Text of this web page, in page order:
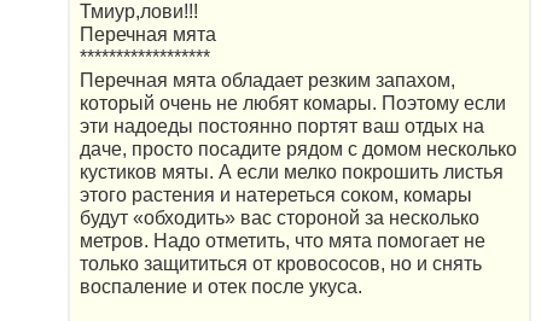
Тмиур,лови!!!
Перечная мята
******************
Перечная мята обладает резким запахом,
который очень не любят комары. Поэтому если
эти надоеды постоянно портят ваш отдых на
даче, просто посадите рядом с домом несколько
кустиков мяты. А если мелко покрошить листья
этого растения и натереться соком, комары
будут «обходить» вас стороной за несколько
метров. Надо отметить, что мята помогает не
только защититься от кровососов, но и снять
воспаление и отек после укуса.